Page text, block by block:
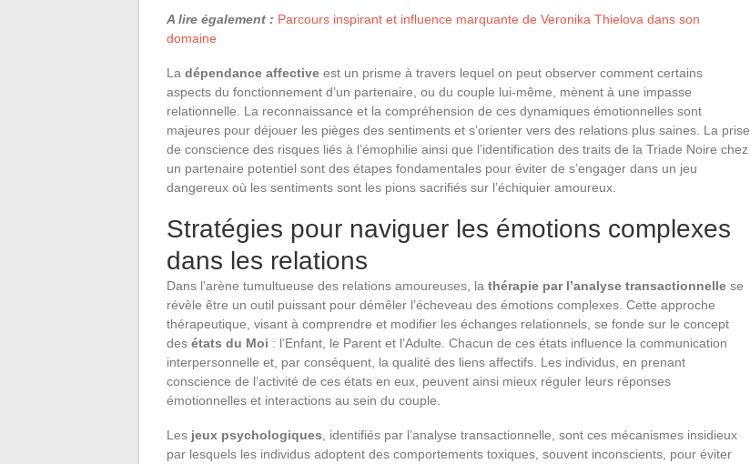
A lire également : Parcours inspirant et influence marquante de Veronika Thielova dans son
domaine
La dépendance affective est un prisme à travers lequel on peut observer comment certains
aspects du fonctionnement d’un partenaire, ou du couple lui-même, mènent à une impasse
relationnelle. La reconnaissance et la compréhension de ces dynamiques émotionnelles sont
majeures pour déjouer les pièges des sentiments et s’orienter vers des relations plus saines. La prise
de conscience des risques liés à l’émophilie ainsi que l’identification des traits de la Triade Noire chez
un partenaire potentiel sont des étapes fondamentales pour éviter de s’engager dans un jeu
dangereux où les sentiments sont les pions sacrifiés sur l’échiquier amoureux.
Stratégies pour naviguer les émotions complexes
dans les relations
Dans l’arène tumultueuse des relations amoureuses, la thérapie par l’analyse transactionnelle se
révèle être un outil puissant pour démêler l’écheveau des émotions complexes. Cette approche
thérapeutique, visant à comprendre et modifier les échanges relationnels, se fonde sur le concept
des états du Moi : l’Enfant, le Parent et l’Adulte. Chacun de ces états influence la communication
interpersonnelle et, par conséquent, la qualité des liens affectifs. Les individus, en prenant
conscience de l’activité de ces états en eux, peuvent ainsi mieux réguler leurs réponses
émotionnelles et interactions au sein du couple.
Les jeux psychologiques , identifiés par l’analyse transactionnelle, sont ces mécanismes insidieux
par lesquels les individus adoptent des comportements toxiques, souvent inconscients, pour éviter